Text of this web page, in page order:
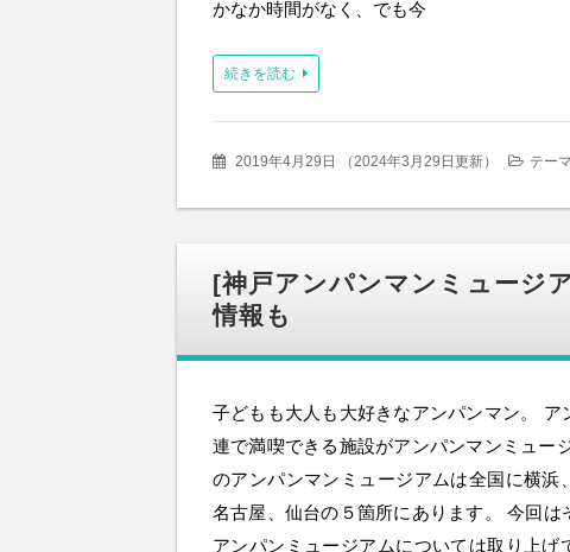
かなか時間がなく、でも今
続きを読む
2019年4月29日 （2024年3月29日更新） テー
[神戸アンパンマンミュージ
情報も
子どもも大人も大好きなアンパンマン。 ア
連で満喫できる施設がアンパンマンミュー
のアンパンマンミュージアムは全国に横浜
名古屋、仙台の５箇所にあります。 今回は
アンパンミュージアムについては取り上げ